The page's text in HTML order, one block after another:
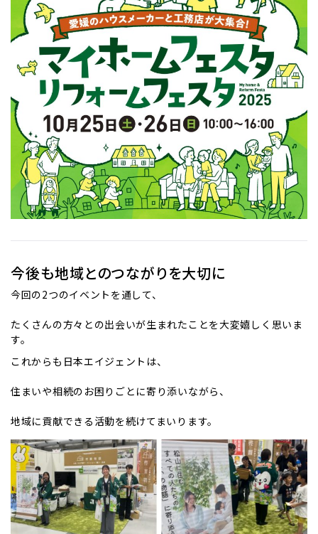
今後も地域とのつながりを大切に
今回の2つのイベントを通して、
たくさんの方々との出会いが生まれたことを大変嬉しく思いま
す。
これからも日本エイジェントは、
住まいや相続のお困りごとに寄り添いながら、
地域に貢献できる活動を続けてまいります。